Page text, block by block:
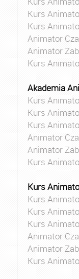
Kurs
Kurs
Animator
Animator
Kurs
Akademia
Kurs
Kurs
Kurs
Animator
Animator
Kurs
Kurs
Kurs
Kurs
Kurs
Animator
Animator
Kurs